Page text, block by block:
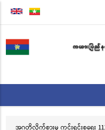
အဓိက
အကြောင်းအရာ
သွား
မည်
အဂတိလိုက်စားမှု ကင်းရှင်းစရေး